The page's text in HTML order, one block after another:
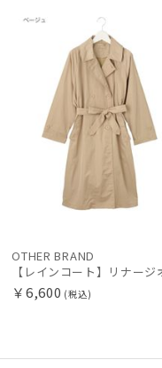
在庫表示
販売状況
入荷状況
OTHER BRAND
￥6,600 (税込)